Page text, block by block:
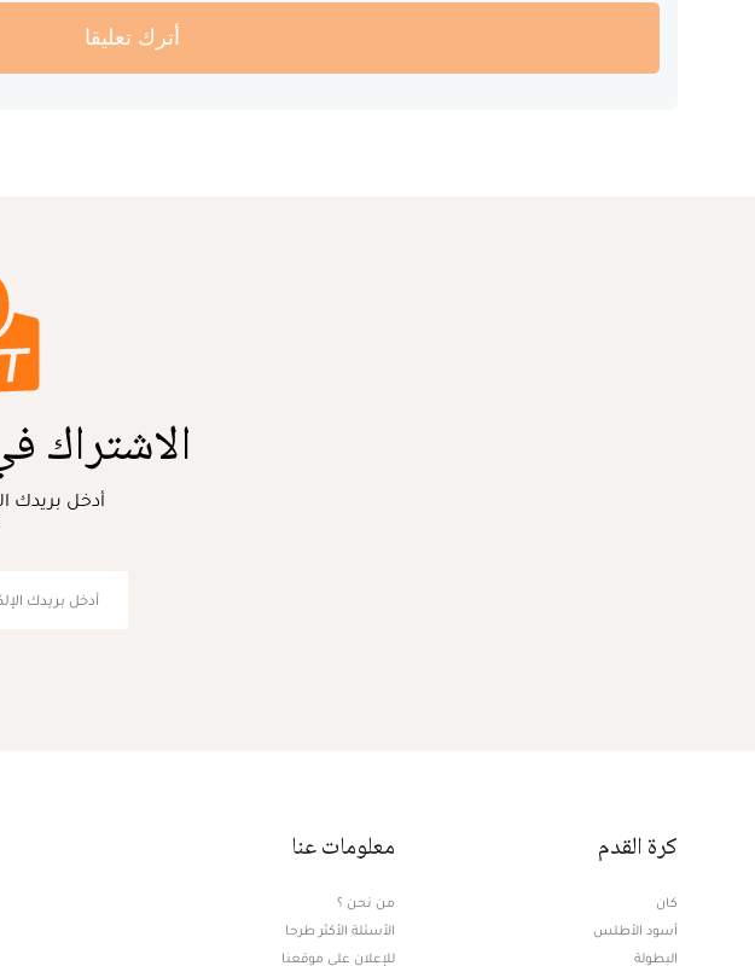
أترك تعليقا
الاشتراك
أدخل بريدك
كرة القدم
كان
أسود الأطلس
البطولة
معلومات عنا
من نحن ؟
الأسئلة الأكثر طرحا
للإعلان على موقعنا